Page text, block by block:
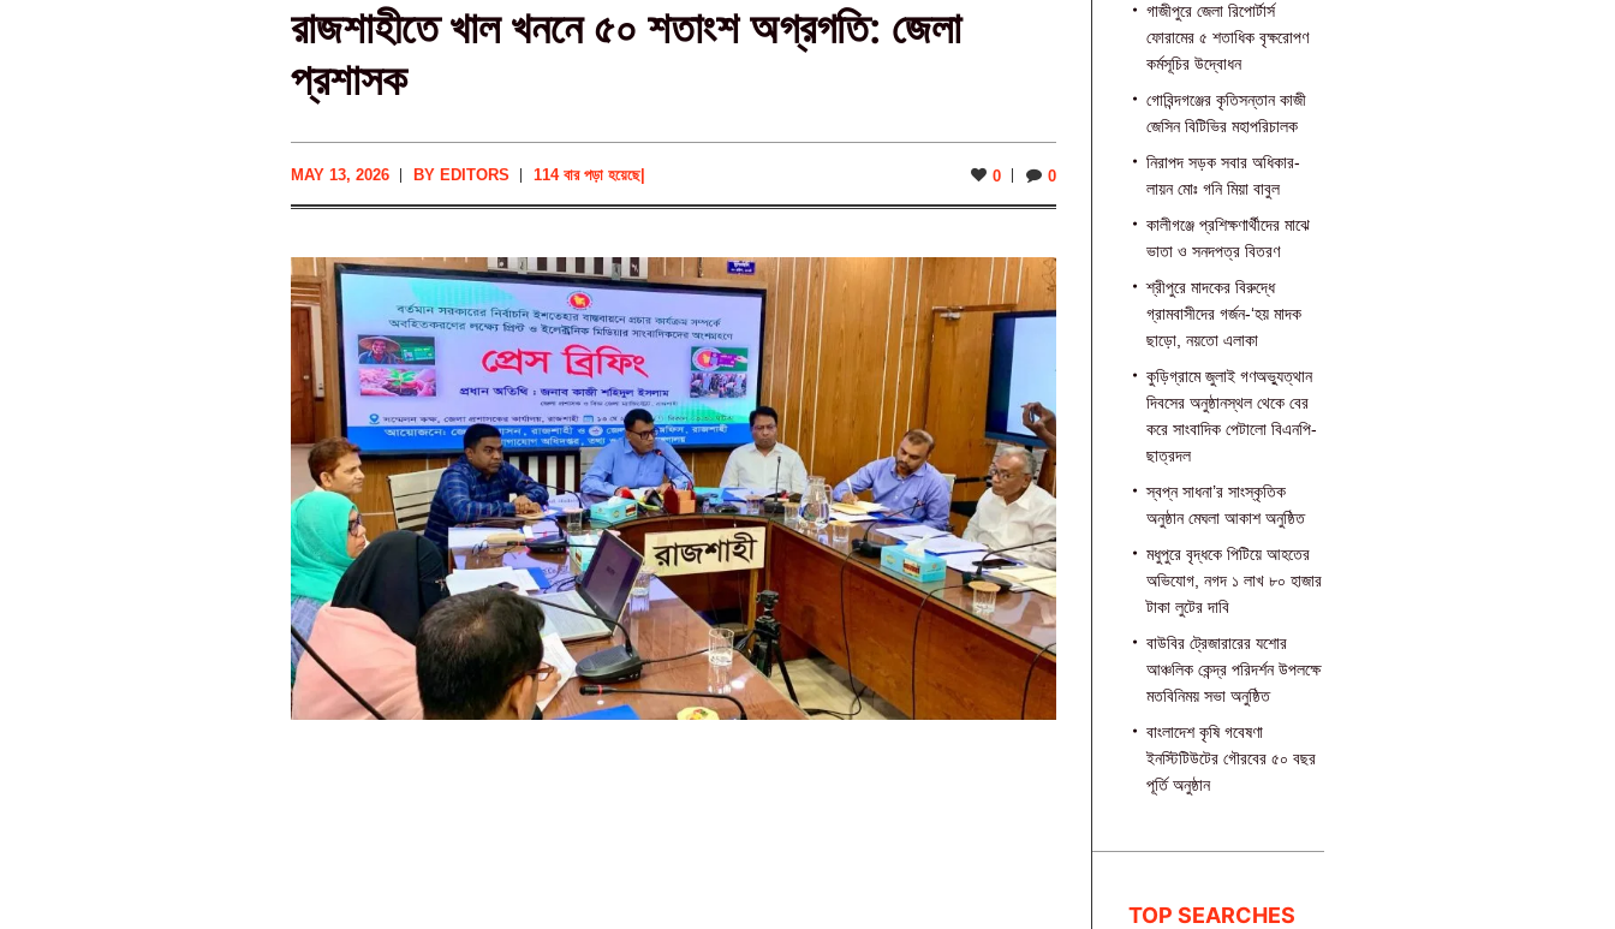
রাজশাহীতে খাল খননে ৫০ শতাংশ অগ্রগতি: জেলা
প্রশাসক
MAY 13, 2026 BY EDITORS |
114 বার পড়া হয়েছে 0 0
গাজীপুরে জেলা রিপোর্টার্স
ফোরামের ৫ শতাধিক বৃক্ষরোপণ
কর্মসূচির উদ্বোধন
গোবিন্দগঞ্জের কৃতিসন্তান কাজী
জেসিন বিটিভির মহাপরিচালক
নিরাপদ সড়ক সবার অধিকার-
লায়ন মোঃ গনি মিয়া বাবুল
কালীগঞ্জে প্রশিক্ষণার্থীদের মাঝে
ভাতা ও সনদপত্র বিতরণ
শ্রীপুরে মাদকের বিরুদ্ধে
গ্রামবাসীদের গর্জন-‘হয় মাদক
ছাড়ো, নয়তো এলাকা
কুড়িগ্রামে জুলাই গণঅভ্যুত্থান
দিবসের অনুষ্ঠানস্থল থেকে বের
করে সাংবাদিক পেটালো বিএনপি-
ছাত্রদল
স্বপ্ন সাধনা’র সাংস্কৃতিক
অনুষ্ঠান মেঘলা আকাশ অনুষ্ঠিত
মধুপুরে বৃদ্ধকে পিটিয়ে আহতের
অভিযোগ, নগদ ১ লাখ ৮০ হাজার
টাকা লুটের দাবি
বাউবির ট্রেজারারের যশোর
আঞ্চলিক কেন্দ্র পরিদর্শন উপলক্ষে
মতবিনিময় সভা অনুষ্ঠিত
বাংলাদেশ কৃষি গবেষণা
ইনস্টিটিউটের গৌরবের ৫০ বছর
পূর্তি অনুষ্ঠান
TOP SEARCHES